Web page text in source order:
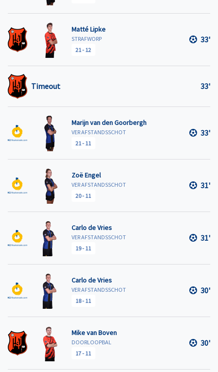
Matté Lipke
STRAFWORP
21- 12
33'
Timeout 33'
Marijn van den Goorbergh
VER AFSTANDSSCHOT
21- 11
33'
Zoë Engel
VER AFSTANDSSCHOT
20- 11
31'
Carlo de Vries
VER AFSTANDSSCHOT
19- 11
31'
Carlo de Vries
VER AFSTANDSSCHOT
18- 11
30'
Mike van Boven
DOORLOOPBAL
17- 11
30'